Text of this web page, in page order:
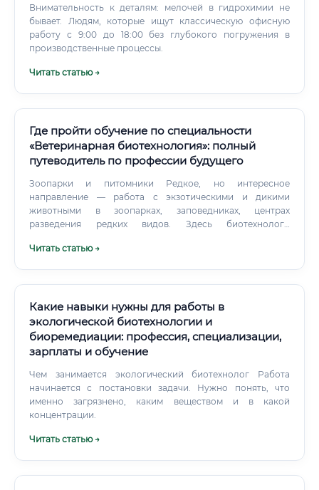
Внимательность к деталям: мелочей в гидрохимии не
бывает. Людям, которые ищут классическую офисную
работу с 9:00 до 18:00 без глубокого погружения в
производственные процессы.
Читать статью →
Где пройти обучение по специальности
«Ветеринарная биотехнология»: полный
путеводитель по профессии будущего
Зоопарки и питомники Редкое, но интересное
направление — работа с экзотическими и дикими
животными в зоопарках, заповедниках, центрах
разведения редких видов. Здесь биотехнологи
редких видов. Международные организации FAO
экспертов в области ветеринарной биотехнологии для
международных программ.
Читать статью →
Какие навыки нужны для работы в
экологической биотехнологии и
биоремедиации: профессия, специализации,
зарплаты и обучение
Чем занимается экологический биотехнолог Работа
начинается с постановки задачи. Нужно понять, что
именно загрязнено, каким веществом и в какой
концентрации.
Читать статью →